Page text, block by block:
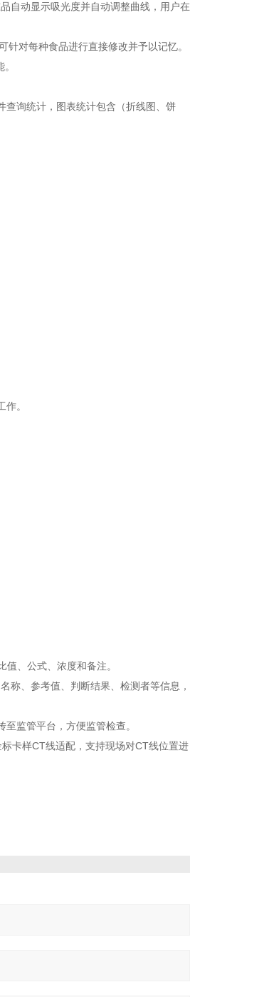
自动显示吸光度并自动调整曲线，用户在
对每种食品进行直接修改并予以记忆。
查询统计，图表统计包含（折线图、饼
。
、公式、浓度和备注。
称、参考值、判断结果、检测者等信息，
监管平台，方便监管检查。
卡样CT线适配，支持现场对CT线位置进